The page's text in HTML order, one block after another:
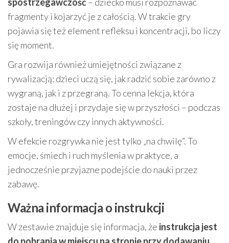
fragmenty i kojarzyć je z całością. W trakcie gry
pojawia się też element refleksu i koncentracji, bo liczy
się moment.
Gra rozwija również umiejętności związane z
rywalizacją: dzieci uczą się, jak radzić sobie zarówno z
wygraną, jak i z przegraną. To cenna lekcja, która
zostaje na dłużej i przydaje się w przyszłości – podczas
szkoły, treningów czy innych aktywności.
W efekcie rozgrywka nie jest tylko „na chwilę”. To
emocje, śmiech i ruch myślenia w praktyce, a
jednocześnie przyjazne podejście do nauki przez
zabawę.
Ważna informacja o instrukcji
W zestawie znajduje się informacja, że instrukcja jest